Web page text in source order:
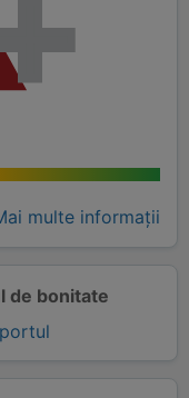
multe informații
de bonitate